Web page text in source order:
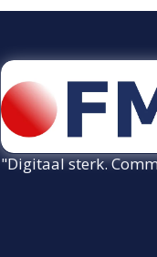
"Digitaal sterk.